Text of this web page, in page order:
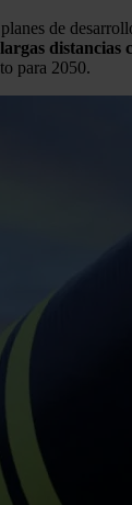
de
distancias
para 2050.